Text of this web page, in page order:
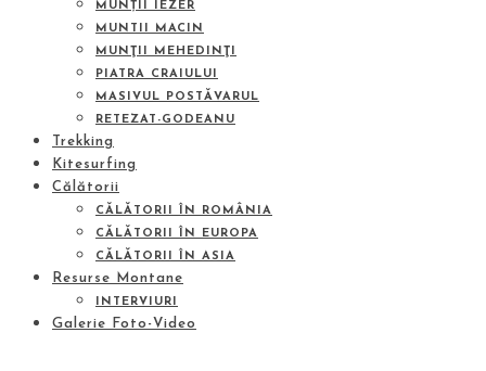
MUNȚII IEZER
MUNTII MACIN
MUNŢII MEHEDINŢI
PIATRA CRAIULUI
MASIVUL POSTĂVARUL
RETEZAT-GODEANU
Trekking
Kitesurfing
Călătorii
CĂLĂTORII ÎN ROMÂNIA
CĂLĂTORII ÎN EUROPA
CĂLĂTORII ÎN ASIA
Resurse Montane
INTERVIURI
Galerie Foto-Video